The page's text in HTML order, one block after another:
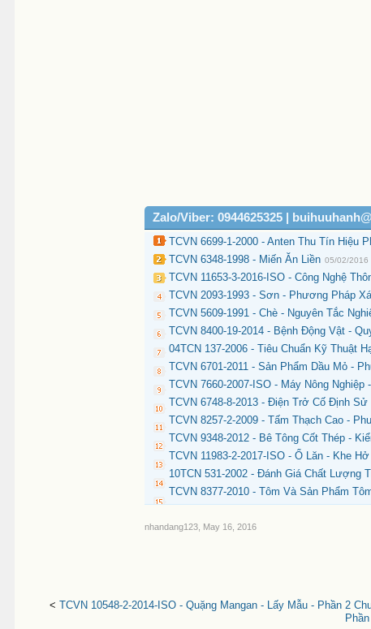
Zalo/Viber: 0944625325 |
TCVN 6699-1-2000 - Anten Thu Tín Hiệu
TCVN 6348-1998 - Miến Ăn Liền 05/02/2016
TCVN 11653-3-2016-ISO - Công Nghệ
TCVN 2093-1993 - Sơn - Phương Pháp
TCVN 5609-1991 - Chè - Nguyên Tắc
TCVN 8400-19-2014 - Bệnh Động Vật -
04TCN 137-2006 - Tiêu Chuẩn Kỹ Thuật
TCVN 6701-2011 - Sản Phẩm Dầu Mỏ -
TCVN 7660-2007-ISO - Máy Nông
TCVN 6748-8-2013 - Điện Trở Cố Định
TCVN 8257-2-2009 - Tấm Thạch Cao -
TCVN 9348-2012 - Bê Tông Cốt Thép -
TCVN 11983-2-2017-ISO - Ổ Lăn - Khe
10TCN 531-2002 - Đánh Giá Chất Lượng
TCVN 8377-2010 - Tôm Và Sản Phẩm
nhandang123 May 16, 2016
< TCVN 10548-2-2014-ISO - Quặng Mangan - Lấy Mẫu - Phần 2